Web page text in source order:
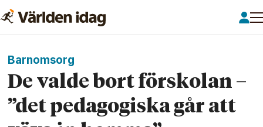
Barnomsorg
De valde bort förskolan –
”det pedagogiska går att